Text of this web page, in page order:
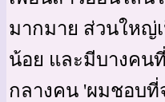
มากมาย ส่วนใหญ่
น้อย และมีบางคน
กลางคน 'ผมชอบที่